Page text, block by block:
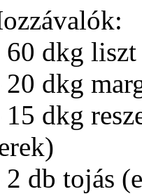
60 dkg liszt
20 dkg
15 dkg
2 db tojás